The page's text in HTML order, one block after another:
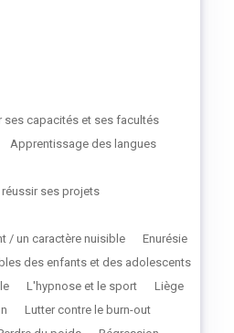
ses capacités et ses facultés
Apprentissage des langues
ses projets
/ un caractère nuisible
Enurésie
des enfants et des adolescents
L'hypnose et le sport
Liège
Lutter contre le burn-out